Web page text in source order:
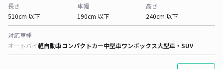
長さ
510cm 以下
車幅
190cm 以下
高さ
240cm 以下
対応車種
オートバイ軽自動車コンパクトカー中型車ワンボックス大型車・SUV